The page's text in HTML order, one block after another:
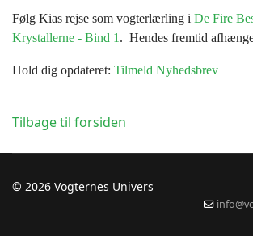
Følg Kias rejse som vogterlærling i De Fire
Krystallerne - Bind 1 . Hendes fremtid
Hold dig opdateret: Tilmeld Nyhedsbrev
Tilbage til forsiden
© 2026 Vogternes Univers